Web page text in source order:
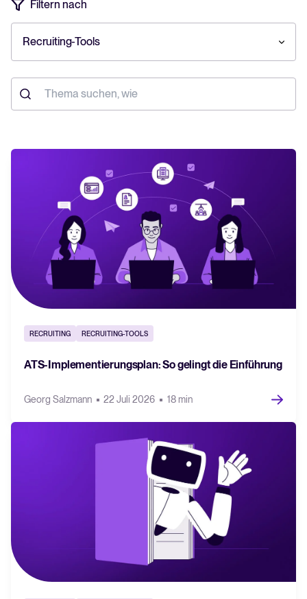
Tellent Recruitee ROI-Rechner
Tellent Recruitee
geht's smart
Lesen
Filtern nach
Recruiting-Tools
RECRUITING RECRUITING-TOOLS
ATS-Implementierungsplan: So gelingt die Einführung
Georg Salzmann 22 Juli 2026 18 min